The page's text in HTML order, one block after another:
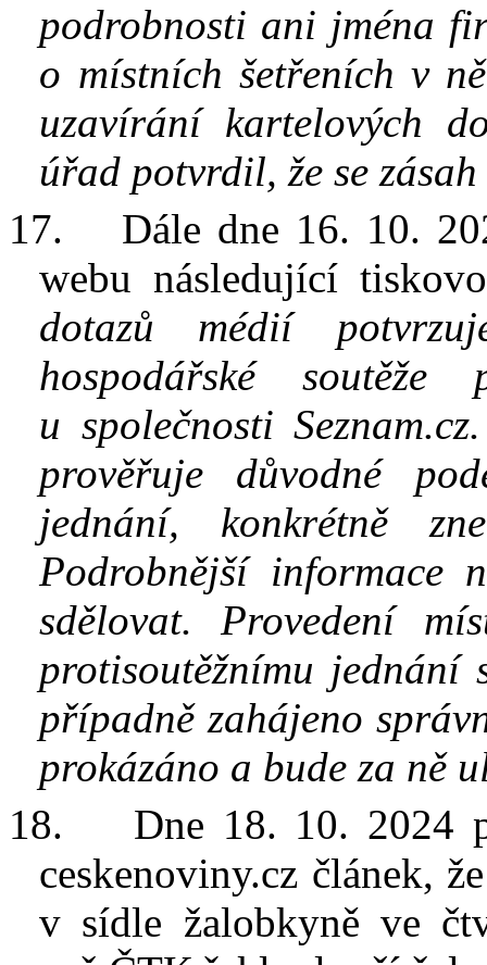
podrobnosti ani jména
o místních šetřeních v
uzavírání kartelových
úřad potvrdil, že se
17.
Dále dne 16. 10.
webu následující
dotazů médií
hospodářské soutěže
u společnosti
prověřuje důvodné
jednání, konkrétně
Podrobnější informace
sdělovat. Provedení
protisoutěžnímu jednání
případně zahájeno
prokázáno a bude za ně
18.
Dne 18. 10. 2024
ceskenoviny.cz článek,
v sídle žalobkyně ve